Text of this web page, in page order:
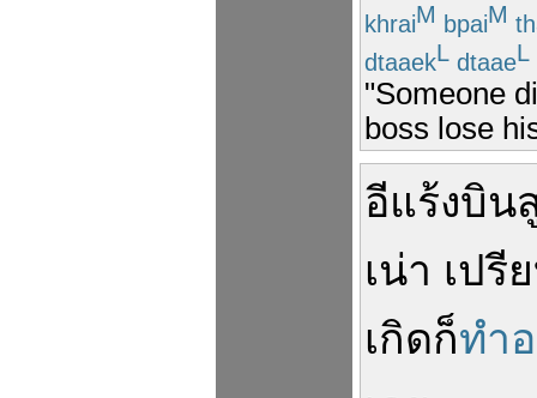
khraiM bpaiM
dtaaekL dtaaeL
"Someone
boss lose
อีแร้งบิน
เน่า เปรี
เกิดก็ทำ